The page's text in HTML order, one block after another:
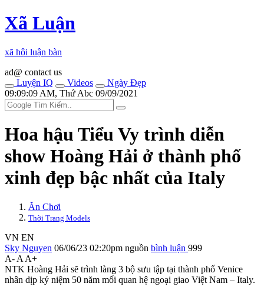
Xã Luận
xã hội luận bàn
ad@ contact us
Luyện IQ
Videos
Ngày Đẹp
09:09:09 AM, Thứ Abc 09/09/2021
Hoa hậu Tiểu Vy trình diễn
show Hoàng Hải ở thành phố
xinh đẹp bậc nhất của Italy
Ăn Chơi
Thời Trang Models
VN EN
Sky Nguyen 06/06/23 02:20pm nguồn bình luận 999
A- A A+
NTK Hoàng Hải sẽ trình làng 3 bộ sưu tập tại thành phố Venice
nhân dịp kỷ niệm 50 năm mối quan hệ ngoại giao Việt Nam – Italy.